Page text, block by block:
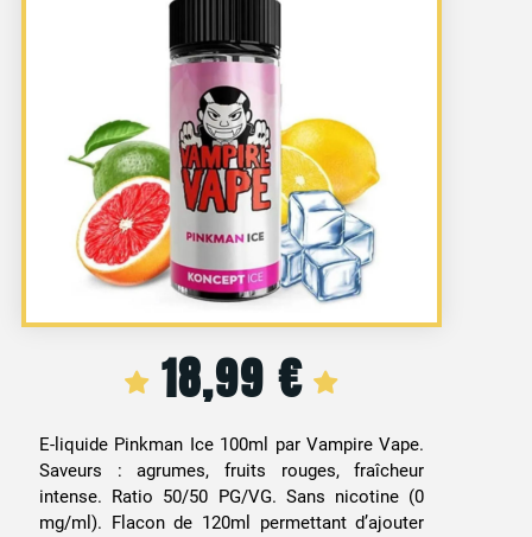
18,99 €
E-liquide Pinkman Ice 100ml par Vampire Vape.
Saveurs : agrumes, fruits rouges, fraîcheur
intense. Ratio 50/50 PG/VG. Sans nicotine (0
mg/ml). Flacon de 120ml permettant d’ajouter